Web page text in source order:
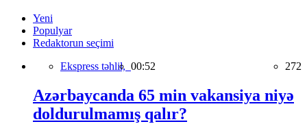
Yeni
Populyar
Redaktorun seçimi
Ekspress təhlil, 00:52 272
Azərbaycanda 65 min vakansiya niyə
doldurulmamış qalır?